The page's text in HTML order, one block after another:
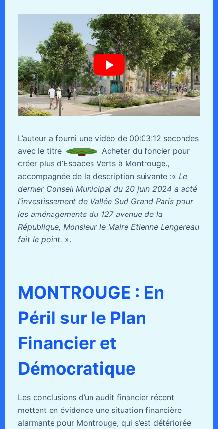
L’auteur a fourni une vidéo de 00:03:12 secondes
avec le titre
Acheter du foncier pour
créer plus d’Espaces Verts à Montrouge.,
accompagnée de la description suivante :« Le
dernier Conseil Municipal du 20 juin 2024 a acté
l’investissement de Vallée Sud Grand Paris pour
les aménagements du 127 avenue de la
République, Monsieur le Maire Etienne Lengereau
fait le point. ».
MONTROUGE : En
Péril sur le Plan
Financier et
Démocratique
Les conclusions d’un audit financier récent
mettent en évidence une situation financière
alarmante pour Montrouge, qui s’est détériorée